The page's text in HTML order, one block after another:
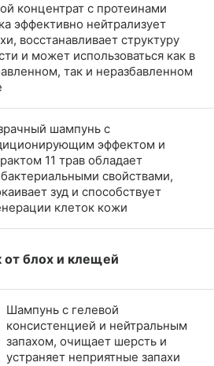
концентрат с протеинами
эффективно нейтрализует
восстанавливает структуру
и может использоваться как в
так и неразбавленном
шампунь с
эффектом и
11 трав обладает
свойствами,
зуд и способствует
клеток кожи
блох и клещей
Шампунь с гелевой
консистенцией и нейтральным
запахом, очищает шерсть и
устраняет неприятные запахи